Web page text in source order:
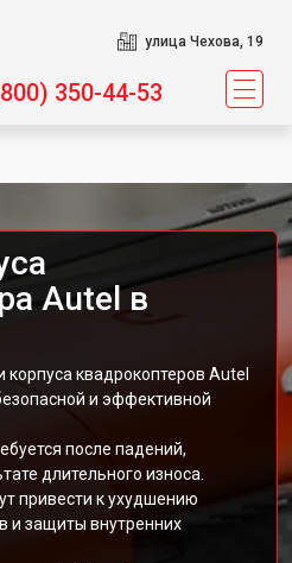
улица Чехова, 19
350-44-53
Autel в
квадрокоптеров Autel
и эффективной
после падений,
длительного износа.
привести к ухудшению
и защиты внутренних